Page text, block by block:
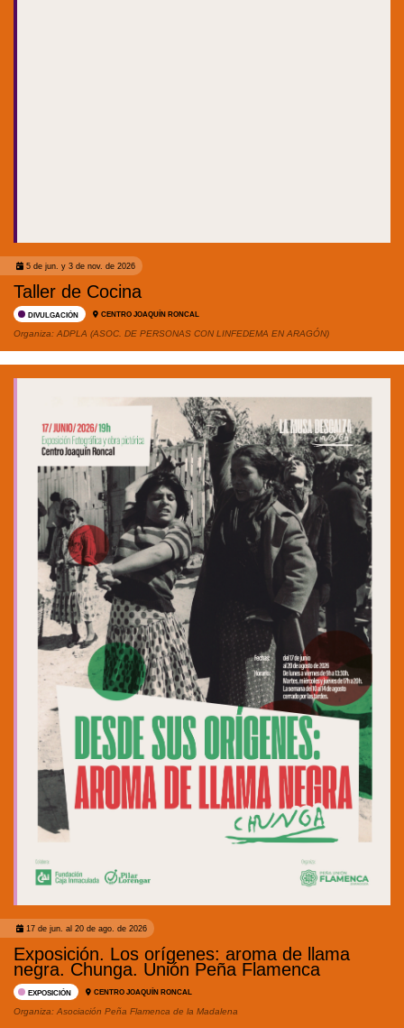
5 de jun. y 3 de nov. de 2026
Taller de Cocina
DIVULGACIÓN CENTRO JOAQUÍN RONCAL
Organiza:ADPLA (ASOC. DE PERSONAS CON LINFEDEMA EN ARAGÓN)
17 de jun. al 20 de ago. de 2026
Exposición. Los orígenes: aroma de llama
negra. Chunga. Unión Peña Flamenca
EXPOSICIÓN CENTRO JOAQUÍN RONCAL
Organiza:Asociación Peña Flamenca de la Madalena